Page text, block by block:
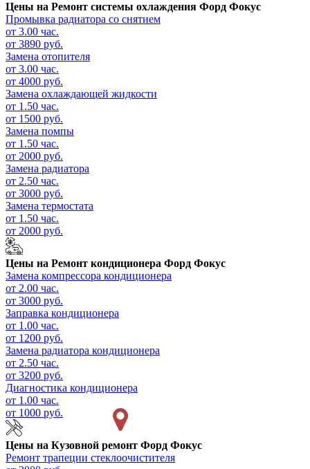
Цены на Ремонт системы охлаждения Форд Фокус
Промывка радиатора со снятием
от 3.00 час.
от 3890 руб.
Замена отопителя
от 3.00 час.
от 4000 руб.
Замена охлаждающей жидкости
от 1.50 час.
от 1500 руб.
Замена помпы
от 1.50 час.
от 2000 руб.
Замена радиатора
от 2.50 час.
от 3000 руб.
Замена термостата
от 1.50 час.
от 2000 руб.
Цены на Ремонт кондиционера Форд Фокус
Замена компрессора кондиционера
от 2.00 час.
от 3000 руб.
Заправка кондиционера
от 1.00 час.
от 1200 руб.
Замена радиатора кондиционера
от 2.50 час.
от 3200 руб.
Диагностика кондиционера
от 1.00 час.
от 1000 руб.
Цены на Кузовной ремонт Форд Фокус
Ремонт трапеции стеклоочистителя